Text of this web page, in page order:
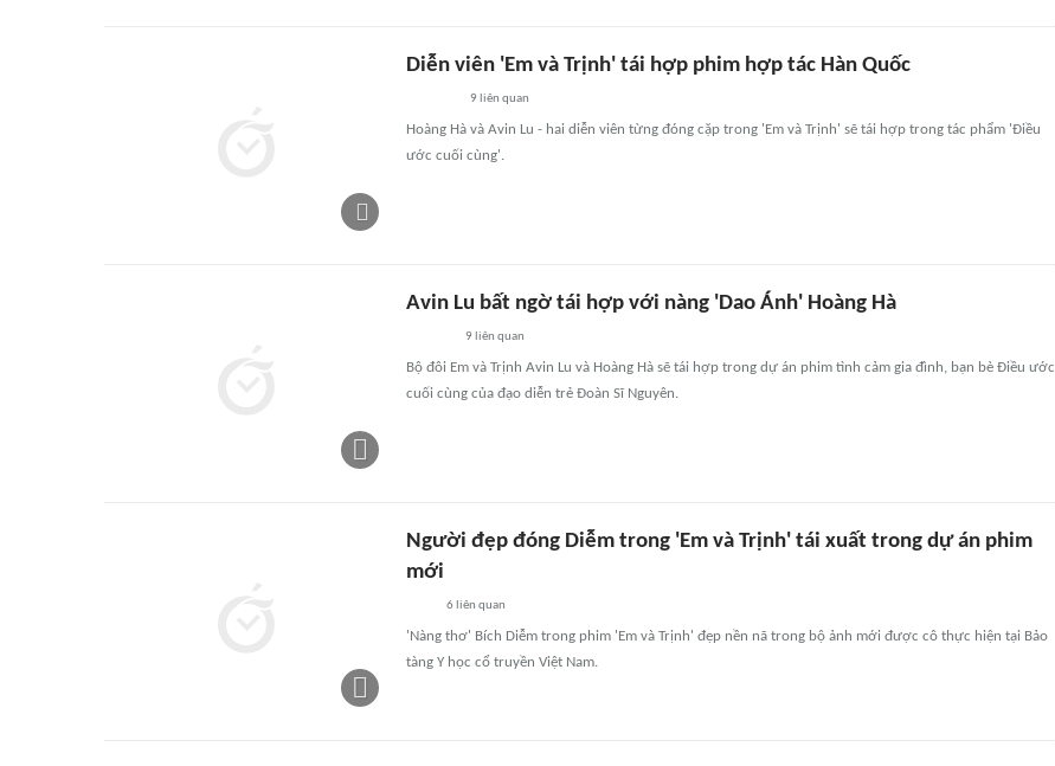
Diễn viên 'Em và Trịnh' tái hợp phim hợp tác Hàn Quốc
9 liên quan
Hoàng Hà và Avin Lu - hai diễn viên từng đóng cặp trong 'Em và Trịnh' sẽ tái hợp trong tác phẩm 'Điều
ước cuối cùng'.
Avin Lu bất ngờ tái hợp với nàng 'Dao Ánh' Hoàng Hà
9 liên quan
Bộ đôi Em và Trịnh Avin Lu và Hoàng Hà sẽ tái hợp trong dự án phim tình cảm gia đình, bạn bè Điều ước
cuối cùng của đạo diễn trẻ Đoàn Sĩ Nguyên.
Người đẹp đóng Diễm trong 'Em và Trịnh' tái xuất trong dự án phim
mới
6 liên quan
'Nàng thơ' Bích Diễm trong phim 'Em và Trịnh' đẹp nền nã trong bộ ảnh mới được cô thực hiện tại Bảo
tàng Y học cổ truyền Việt Nam.